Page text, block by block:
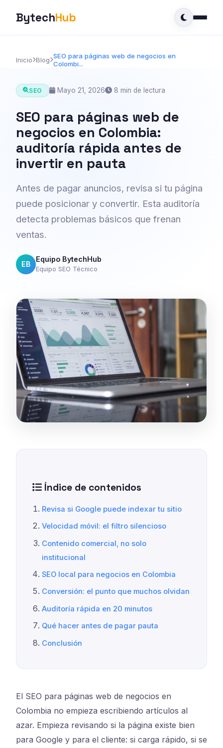
BytechHub
Inicio Blog SEO para páginas web de negocios en
Colombi...
SEO Mayo 21, 2026 8 min de lectura
SEO para páginas web de
negocios en Colombia:
auditoría rápida antes de
invertir en pauta
Antes de pagar anuncios, revisa si tu página
puede posicionar y convertir. Esta auditoría
detecta problemas básicos que frenan
ventas.
EB
Equipo BytechHub
Equipo SEO Técnico
Índice de contenidos
Revisa si Google puede indexar tu sitio
Velocidad móvil: el filtro silencioso
Contenido comercial, no solo
institucional
SEO local para negocios en Colombia
Conversión: el punto que muchos olvidan
Auditoría rápida en 20 minutos
Qué hacer antes de pagar pauta
Conclusión
El SEO para páginas web de negocios en
Colombia no empieza escribiendo artículos al
azar. Empieza revisando si la página existe bien
para Google y para el cliente: si carga rápido, si se